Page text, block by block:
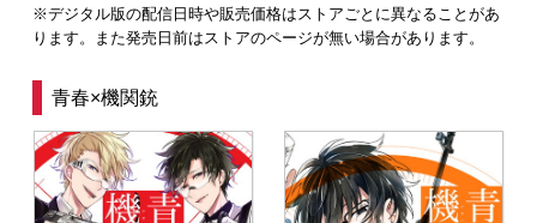
※デジタル版の配信日時や販売価格はストアごとに異なることがあ
ります。また発売日前はストアのページが無い場合があります。
青春×機関銃